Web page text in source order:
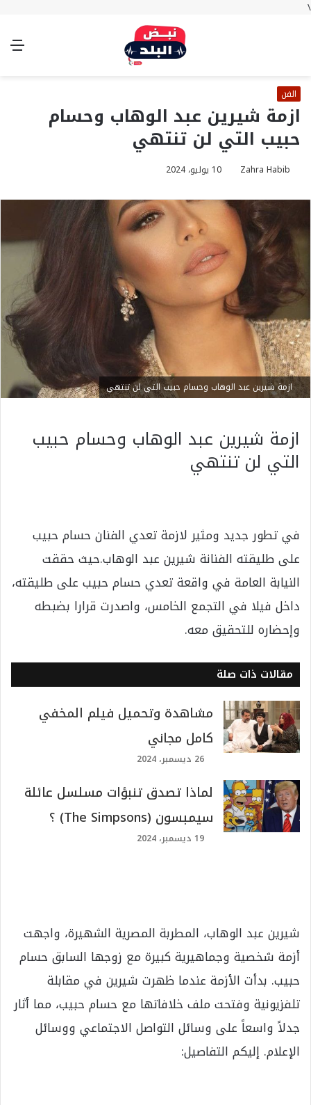
\
الوضع
الفن
ازمة شيرين عبد الوهاب وحسام
حبيب التي لن تنتهي
Zahra Habib 10 يوليو، 2024
ازمة شيرين عبد الوهاب وحسام حبيب التي لن تنتهي
ازمة شيرين عبد الوهاب وحسام حبيب
التي لن تنتهي
في تطور جديد ومثير لازمة تعدي الفنان حسام حبيب
على طليقته الفنانة شيرين عبد الوهاب.حيث حققت
النيابة العامة في واقعة تعدي حسام حبيب على طليقته،
داخل فيلا في التجمع الخامس، واصدرت قرارا بضبطه
وإحضاره للتحقيق معه.
مقالات ذات صلة
مشاهدة وتحميل فيلم المخفي
كامل مجاني
26 ديسمبر، 2024
لماذا تصدق تنبؤات مسلسل عائلة
سيمبسون (The Simpsons) ؟
19 ديسمبر، 2024
شيرين عبد الوهاب، المطربة المصرية الشهيرة، واجهت
أزمة شخصية وجماهيرية كبيرة مع زوجها السابق حسام
حبيب. بدأت الأزمة عندما ظهرت شيرين في مقابلة
تلفزيونية وفتحت ملف خلافاتها مع حسام حبيب، مما أثار
جدلاً واسعاً على وسائل التواصل الاجتماعي ووسائل
الإعلام. إليكم التفاصيل: